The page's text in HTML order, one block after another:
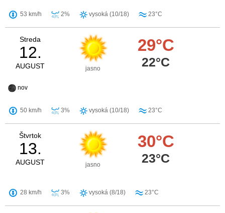
53 km/h 2% vysoká (10/18) 23°C
Streda
12.
AUGUST jasno
29°C
22°C
nov
50 km/h 3% vysoká (10/18) 23°C
Štvrtok
13.
AUGUST jasno
30°C
23°C
28 km/h 3% vysoká (8/18) 23°C